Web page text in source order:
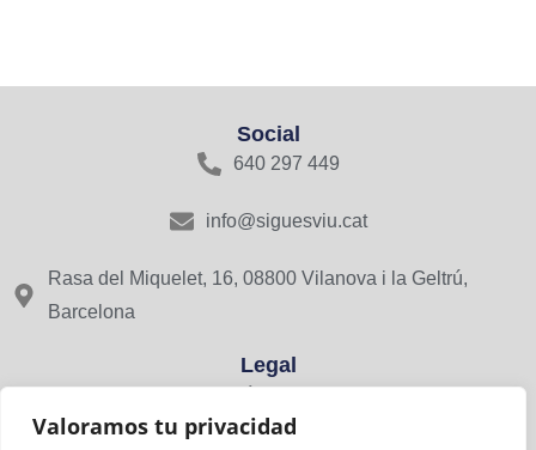
Valoramos tu privacidad
Social
640 297 449
info@siguesviu.cat
Rasa del Miquelet, 16, 08800 Vilanova i la Geltrú,
Barcelona
Legal